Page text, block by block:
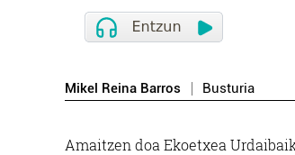
Mikel Reina Barros Busturia
Amaitzen doa Ekoetxea